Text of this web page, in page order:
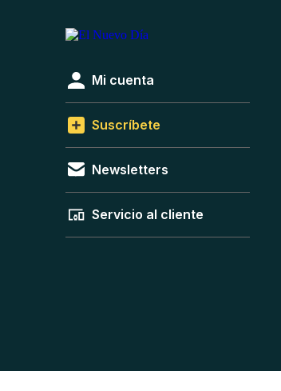
Mi cuenta
Suscríbete
Newsletters
Servicio al cliente